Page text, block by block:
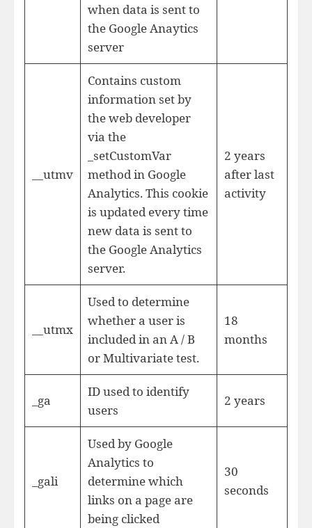
when data is sent to
the Google Anaytics
server
__utmv
Contains custom
information set by
the web developer
via the
_setCustomVar
method in Google
Analytics. This cookie
is updated every time
new data is sent to
the Google Analytics
server.
2 years
after last
activity
__utmx
Used to determine
whether a user is
included in an A / B
or Multivariate test.
18
months
_ga
ID used to identify
users
2 years
_gali
Used by Google
Analytics to
determine which
links on a page are
being clicked
30
seconds